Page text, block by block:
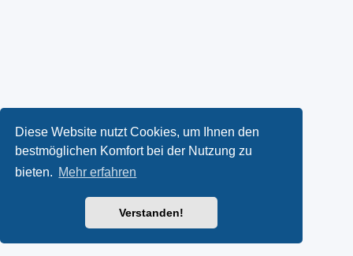
Diese Website nutzt Cookies, um Ihnen den
bestmöglichen Komfort bei der Nutzung zu
bieten. Mehr erfahren
Verstanden!